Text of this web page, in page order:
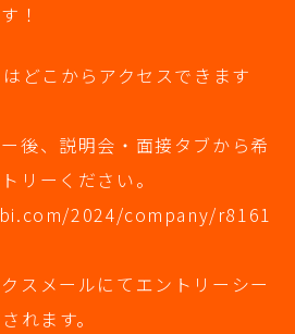
！
どこからアクセスできます
後、説明会・面接タブから希
リーください。
2024/company/r8161
スメールにてエントリーシー
れます。